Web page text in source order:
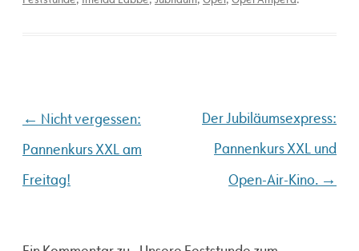
Beitragsnavigation
← Nicht vergessen:
Pannenkurs XXL am
Freitag!
Der Jubiläumsexpress:
Pannenkurs XXL und
Open-Air-Kino. →